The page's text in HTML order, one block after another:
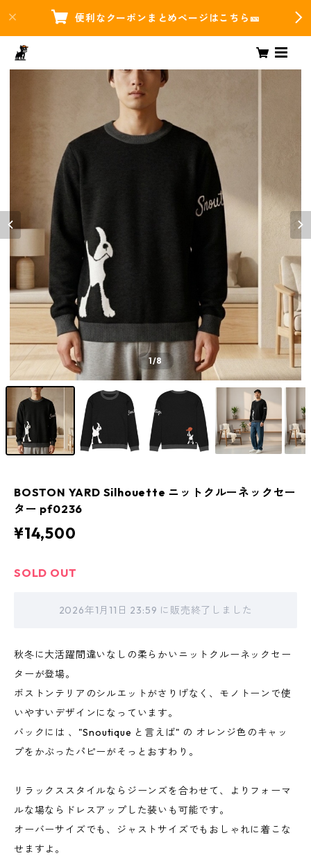
便利なクーポンまとめページはこちら🎫
1/8
BOSTON YARD Silhouette ニットクルーネックセー
ター pf0236
¥14,500
SOLD OUT
2026年1月11日 23:59 に販売終了しました
秋冬に大活躍間違いなしの柔らかいニットクルーネックセー
ターが登場。
ボストンテリアのシルエットがさりげなく、モノトーンで使
いやすいデザインになっています。
バックには 、"Snoutique と言えば" の オレンジ色のキャッ
プをかぶったパピーがそっとおすわり。
リラックススタイルならジーンズを合わせて、よりフォーマ
ルな場ならドレスアップした装いも可能です。
オーバーサイズでも、ジャストサイズでもおしゃれに着こな
せますよ。